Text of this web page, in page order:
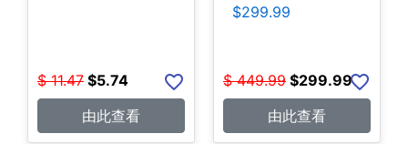
$ 11.47 $5.74
由此查看
$299.99
$ 449.99 $299.99
由此查看